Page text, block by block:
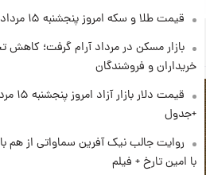
قیمت طلا و سکه امروز پنجشنبه ۱۵ مرداد ۱۴۰۵
بازار مسکن در مرداد آرام گرفت؛ کاهش
خریداران و فروشندگان
+جدول
روایت جالب نیک آفرین سماواتی از هم
با امین تارخ + فیلم